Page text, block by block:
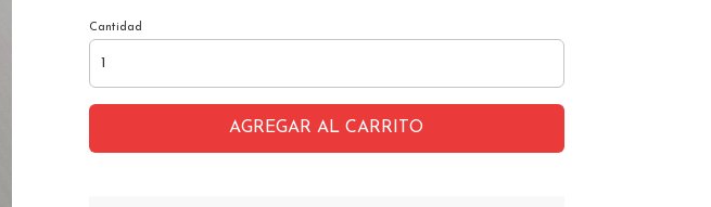
Cantidad
AGREGAR AL CARRITO